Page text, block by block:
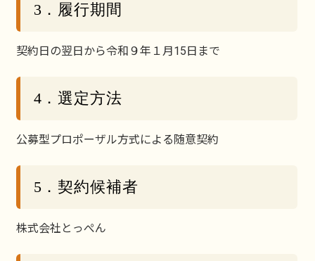
3．履行期間
契約日の翌日から令和９年１月15日まで
4．選定方法
公募型プロポーザル方式による随意契約
5．契約候補者
株式会社とっぺん